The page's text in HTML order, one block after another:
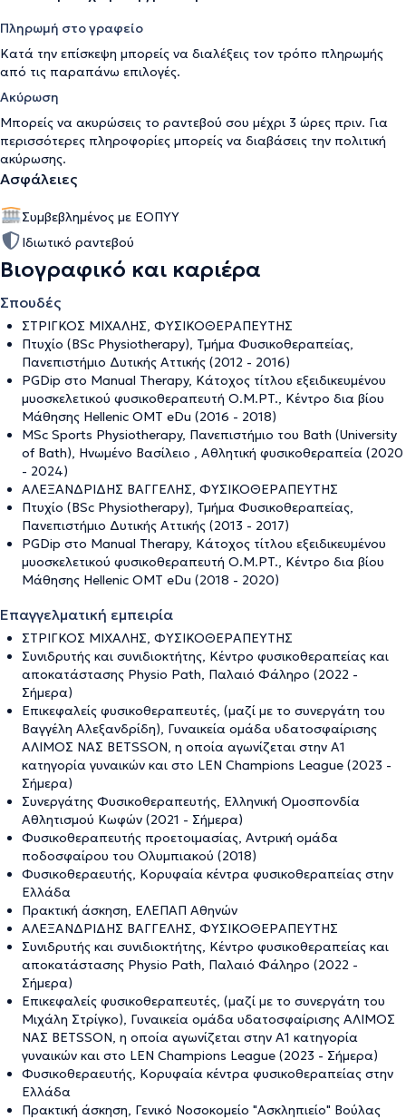
Πληρωμή στο γραφείο
Κατά την επίσκεψη μπορείς να διαλέξεις τον τρόπο πληρωμής
από τις παραπάνω επιλογές.
Ακύρωση
Μπορείς να ακυρώσεις το ραντεβού σου μέχρι 3 ώρες πριν. Για
περισσότερες πληροφορίες μπορείς να διαβάσεις την πολιτική
ακύρωσης.
Ασφάλειες
Συμβεβλημένος με ΕΟΠΥΥ
Ιδιωτικό ραντεβού
Βιογραφικό και καριέρα
Σπουδές
ΣΤΡΙΓΚΟΣ ΜΙΧΑΛΗΣ, ΦΥΣΙΚΟΘΕΡΑΠΕΥΤΗΣ
Πτυχίο (BSc Physiotherapy), Τμήμα Φυσικοθεραπείας,
Πανεπιστήμιο Δυτικής Αττικής (2012 - 2016)
PGDip στο Manual Therapy, Κάτοχος τίτλου εξειδικευμένου
μυοσκελετικού φυσικοθεραπευτή O.M.PT., Κέντρο δια βίου
Μάθησης Hellenic OMT eDu (2016 - 2018)
MSc Sports Physiotherapy, Πανεπιστήμιο του Bath (University
of Bath), Ηνωμένο Βασίλειο , Αθλητική φυσικοθεραπεία (2020
- 2024)
ΑΛΕΞΑΝΔΡΙΔΗΣ ΒΑΓΓΕΛΗΣ, ΦΥΣΙΚΟΘΕΡΑΠΕΥΤΗΣ
Πτυχίο (BSc Physiotherapy), Τμήμα Φυσικοθεραπείας,
Πανεπιστήμιο Δυτικής Αττικής (2013 - 2017)
PGDip στο Manual Therapy, Κάτοχος τίτλου εξειδικευμένου
μυοσκελετικού φυσικοθεραπευτή O.M.PT., Κέντρο δια βίου
Μάθησης Hellenic OMT eDu (2018 - 2020)
Επαγγελματική εμπειρία
ΣΤΡΙΓΚΟΣ ΜΙΧΑΛΗΣ, ΦΥΣΙΚΟΘΕΡΑΠΕΥΤΗΣ
Συνιδρυτής και συνιδιοκτήτης, Κέντρο φυσικοθεραπείας και
αποκατάστασης Physio Path, Παλαιό Φάληρο (2022 -
Σήμερα)
Επικεφαλείς φυσικοθεραπευτές, (μαζί με το συνεργάτη του
Βαγγέλη Αλεξανδρίδη), Γυναικεία ομάδα υδατοσφαίρισης
ΑΛΙΜΟΣ ΝΑΣ BETSSON, η οποία αγωνίζεται στην Α1
κατηγορία γυναικών και στο LEN Champions League (2023 -
Σήμερα)
Συνεργάτης Φυσικοθεραπευτής, Ελληνική Ομοσπονδία
Αθλητισμού Κωφών (2021 - Σήμερα)
Φυσικοθεραπευτής προετοιμασίας, Αντρική ομάδα
ποδοσφαίρου του Ολυμπιακού (2018)
Φυσικοθεραευτής, Κορυφαία κέντρα φυσικοθεραπείας στην
Ελλάδα
Πρακτική άσκηση, ΕΛΕΠΑΠ Αθηνών
ΑΛΕΞΑΝΔΡΙΔΗΣ ΒΑΓΓΕΛΗΣ, ΦΥΣΙΚΟΘΕΡΑΠΕΥΤΗΣ
Συνιδρυτής και συνιδιοκτήτης, Κέντρο φυσικοθεραπείας και
αποκατάστασης Physio Path, Παλαιό Φάληρο (2022 -
Σήμερα)
Επικεφαλείς φυσικοθεραπευτές, (μαζί με το συνεργάτη του
Μιχάλη Στρίγκο), Γυναικεία ομάδα υδατοσφαίρισης ΑΛΙΜΟΣ
ΝΑΣ BETSSON, η οποία αγωνίζεται στην Α1 κατηγορία
γυναικών και στο LEN Champions League (2023 - Σήμερα)
Φυσικοθεραευτής, Κορυφαία κέντρα φυσικοθεραπείας στην
Ελλάδα
Πρακτική άσκηση, Γενικό Νοσοκομείο "Ασκληπιείο" Βούλας